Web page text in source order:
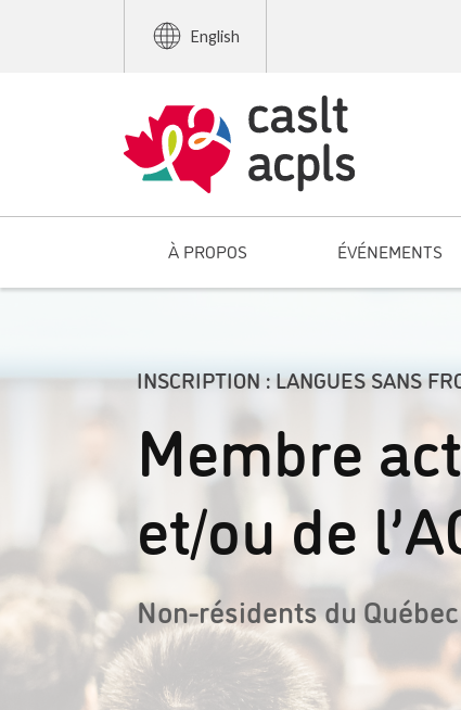
English
À PROPOS ÉVÉNEMENTS
INSCRIPTION : LANGUES SANS
Membre
et/ou de
Non-résidents du Québec